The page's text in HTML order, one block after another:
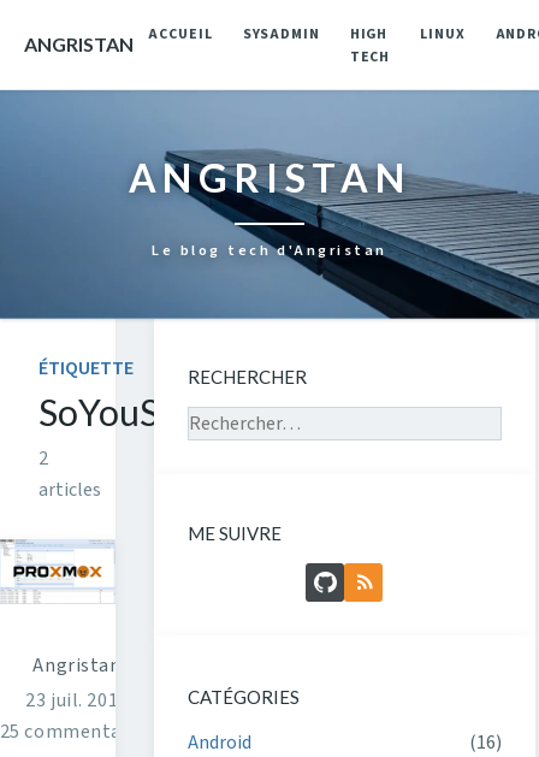
ANGRISTAN ACCUEIL SYSADMIN
HIGH
TECH
LINUX
ANGRISTAN
Le blog tech d'Angristan
ÉTIQUETTE
SoYouStart
2
articles
Angristan
23 juil. 2016
25 commentaires
RECHERCHER
Rechercher sur le site
ME SUIVRE
GitHubFlux RSS
CATÉGORIES
Android
(16)